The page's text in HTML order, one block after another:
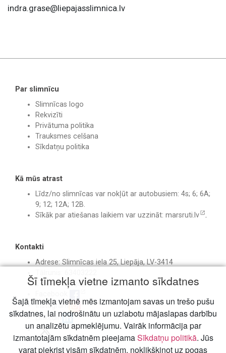
indra.grase@liepajasslimnica.lv
Par slimnīcu
Slimnīcas logo
Rekvizīti
Privātuma politika
Trauksmes celšana
Sīkdatņu politika
Kā mūs atrast
Līdz/no slimnīcas var nokļūt ar autobusiem: 4s; 6; 6A;
9; 12; 12A; 12B.
Sīkāk par atiešanas laikiem var uzzināt: marsruti.lv .
Kontakti
Adrese: Slimnīcas iela 25, Liepāja, LV-3414
E-pasts:birojs@liepajasslimnica.lv
Instagram
Linkedin
Šī tīmekļa vietne izmanto sīkdatnes
Šajā tīmekļa vietnē mēs izmantojam savas un trešo pušu
sīkdatnes, lai nodrošinātu un uzlabotu mājaslapas darbību
un analizētu apmeklējumu. Vairāk informācija par
izmantotajām sīkdatnēm pieejamaSīkdatņu politikā. Jūs
varat piekrist visām sīkdatnēm, noklikšķinot uz pogas